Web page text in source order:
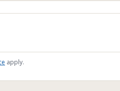
apply.